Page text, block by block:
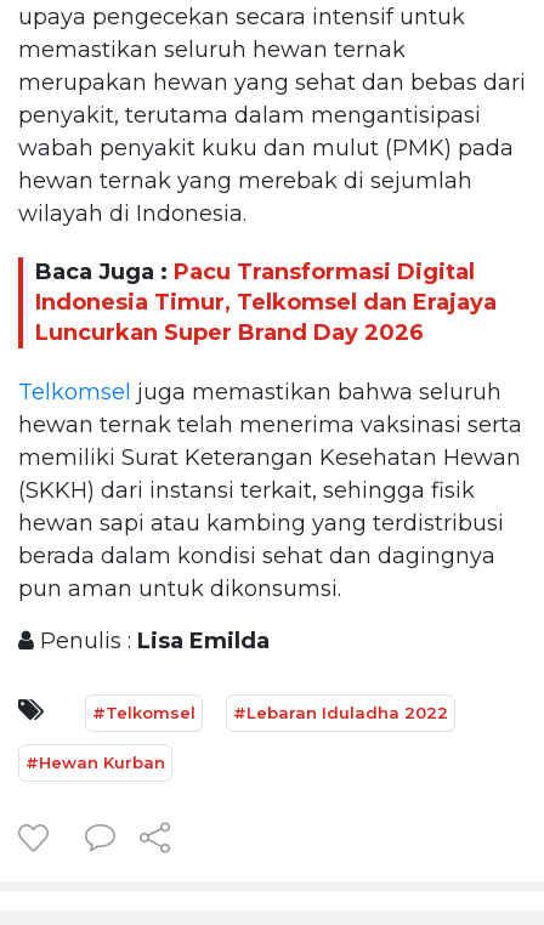
upaya pengecekan secara intensif untuk
memastikan seluruh hewan ternak
merupakan hewan yang sehat dan bebas dari
penyakit, terutama dalam mengantisipasi
wabah penyakit kuku dan mulut (PMK) pada
hewan ternak yang merebak di sejumlah
wilayah di Indonesia.
Baca Juga : Pacu Transformasi Digital
Indonesia Timur, Telkomsel dan Erajaya
Luncurkan Super Brand Day 2026
Telkomsel juga memastikan bahwa seluruh
hewan ternak telah menerima vaksinasi serta
memiliki Surat Keterangan Kesehatan Hewan
(SKKH) dari instansi terkait, sehingga fisik
hewan sapi atau kambing yang terdistribusi
berada dalam kondisi sehat dan dagingnya
pun aman untuk dikonsumsi.
Penulis : Lisa Emilda
#Telkomsel #Lebaran Iduladha 2022
#Hewan Kurban